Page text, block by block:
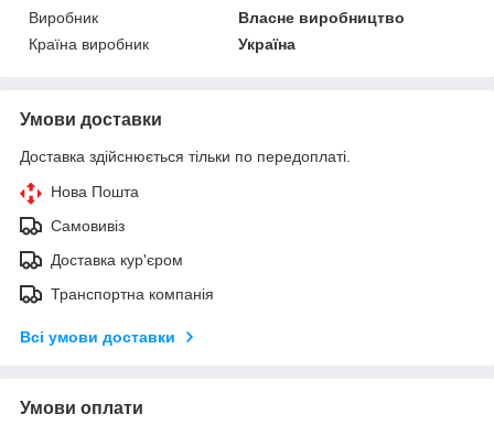
Виробник
Власне виробництво
Країна виробник
Україна
Умови доставки
Доставка здійснюється тільки по передоплаті.
Нова Пошта
Самовивіз
Доставка кур'єром
Транспортна компанія
Всі умови доставки
Умови оплати